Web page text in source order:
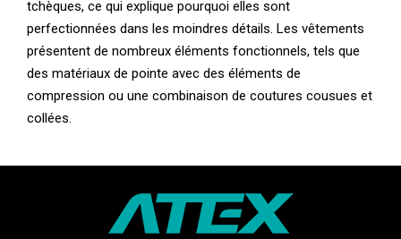
tchèques, ce qui explique pourquoi elles sont
perfectionnées dans les moindres détails. Les vêtements
présentent de nombreux éléments fonctionnels, tels que
des matériaux de pointe avec des éléments de
compression ou une combinaison de coutures cousues et
collées.